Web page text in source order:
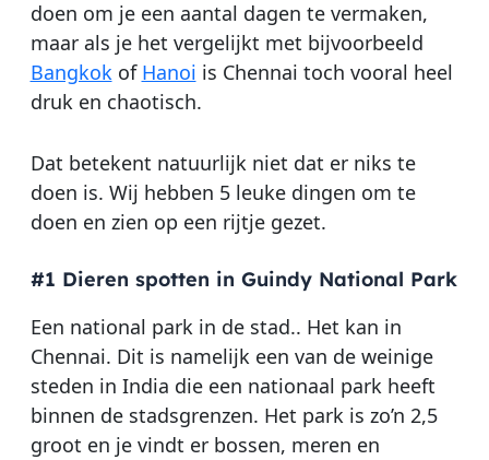
doen om je een aantal dagen te vermaken,
maar als je het vergelijkt met bijvoorbeeld
Bangkok of Hanoi is Chennai toch vooral heel
druk en chaotisch.
Dat betekent natuurlijk niet dat er niks te
doen is. Wij hebben 5 leuke dingen om te
doen en zien op een rijtje gezet.
#1 Dieren spotten in Guindy National Park
Een national park in de stad.. Het kan in
Chennai. Dit is namelijk een van de weinige
steden in India die een nationaal park heeft
binnen de stadsgrenzen. Het park is zo’n 2,5
groot en je vindt er bossen, meren en